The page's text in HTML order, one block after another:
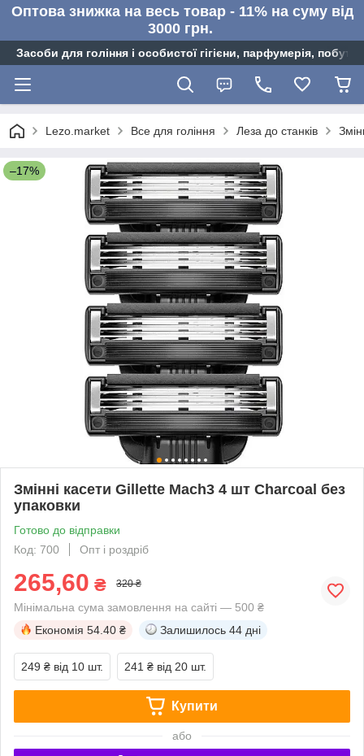
Оптова знижка на весь товар - 11% на суму від
3000 грн.
Засоби для гоління і особистої гігієни, парфумерія,
Lezo.market Все для гоління Леза до станків
–17%
Змінні касети Gillette Mach3 4 шт Charcoal без
упаковки
Готово до відправки
Код: 700
Опт і роздріб
265,60 ₴ 320 ₴
Мінімальна сума замовлення на сайті — 500 ₴
Економія 54.40 ₴ Залишилось 44 дні
249 ₴ від 10 шт. 241 ₴ від 20 шт.
Купити
або